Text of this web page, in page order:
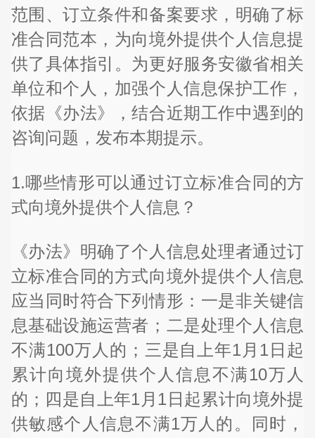
范围、订立条件和备案要求，明确了标
准合同范本，为向境外提供个人信息提
供了具体指引。为更好服务安徽省相关
单位和个人，加强个人信息保护工作，
依据《办法》，结合近期工作中遇到的
咨询问题，发布本期提示。
1.哪些情形可以通过订立标准合同的方
式向境外提供个人信息？
《办法》明确了个人信息处理者通过订
立标准合同的方式向境外提供个人信息
应当同时符合下列情形：一是非关键信
息基础设施运营者；二是处理个人信息
不满100万人的；三是自上年1月1日起
累计向境外提供个人信息不满10万人
的；四是自上年1月1日起累计向境外提
供敏感个人信息不满1万人的。同时，